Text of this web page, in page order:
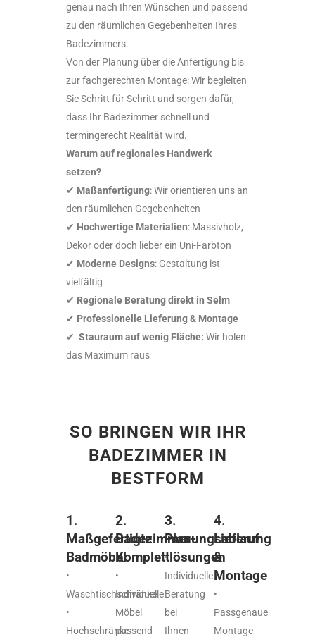
genau nach Ihren Wünschen und passend
zu den räumlichen Gegebenheiten Ihres
Badezimmers.
Von der Planung über die Anfertigung bis
zur fachgerechten Montage: Wir begleiten
Sie Schritt für Schritt und sorgen dafür,
dass Ihr Badezimmer schnell und
termingerecht Realität wird.
Warum auf regionales Handwerk
setzen?
✔ Maßanfertigung: Wir orientieren uns an
den räumlichen Gegebenheiten
✔ Hochwertige Materialien: Massivholz,
Dekor oder doch lieber ein Uni-Farbton
✔ Moderne Designs: Gestaltung ist
vielfältig
✔ Regionale Beratung direkt in Selm
✔ Professionelle Lieferung & Montage
✔ Stauraum auf wenig Fläche: Wir holen
das Maximum raus
SO BRINGEN WIR IHR
BADEZIMMER IN
BESTFORM
1.
Maßgefertigte
Badmöbel
•
Waschtischschränke
•
Hochschränke
2.
Badezimmer-
Komplettlösungen
•
Individuelle
Möbel
passend
3.
Planungsablauf
•
Individuelle
Beratung
bei
Ihnen
4.
Lieferung
&
Montage
•
Passgenaue
Montage